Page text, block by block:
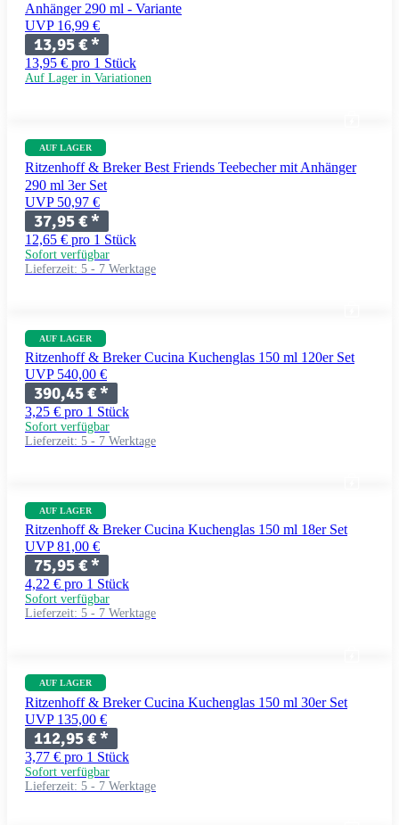
Anhänger 290 ml - Variante
UVP 16,99 €
13,95 €*
13,95 € pro 1 Stück
Auf Lager in Variationen
AUF LAGER
Ritzenhoff & Breker Best Friends Teebecher mit Anhänger
290 ml 3er Set
UVP 50,97 €
37,95 €*
12,65 € pro 1 Stück
Sofort verfügbar
Lieferzeit: 5 - 7 Werktage
AUF LAGER
Ritzenhoff & Breker Cucina Kuchenglas 150 ml 120er Set
UVP 540,00 €
390,45 €*
3,25 € pro 1 Stück
Sofort verfügbar
Lieferzeit: 5 - 7 Werktage
AUF LAGER
Ritzenhoff & Breker Cucina Kuchenglas 150 ml 18er Set
UVP 81,00 €
75,95 €*
4,22 € pro 1 Stück
Sofort verfügbar
Lieferzeit: 5 - 7 Werktage
AUF LAGER
Ritzenhoff & Breker Cucina Kuchenglas 150 ml 30er Set
UVP 135,00 €
112,95 €*
3,77 € pro 1 Stück
Sofort verfügbar
Lieferzeit: 5 - 7 Werktage